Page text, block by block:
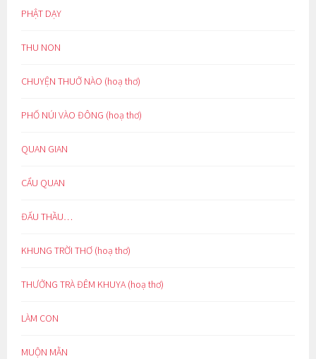
PHẬT DẠY
THU NON
CHUYỆN THUỞ NÀO (hoạ thơ)
PHỐ NÚI VÀO ĐÔNG (hoạ thơ)
QUAN GIAN
CẨU QUAN
ĐẤU THẦU…
KHUNG TRỜI THƠ (hoạ thơ)
THƯỞNG TRÀ ĐÊM KHUYA (hoạ thơ)
LÀM CON
MUỘN MẰN